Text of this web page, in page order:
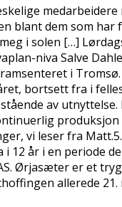
blant dem som
i solen […]
niva Salve
i Tromsø.
bortsett fra i
av
vi leser fra
12 år i en periode
Ørjasæter er et
allerede